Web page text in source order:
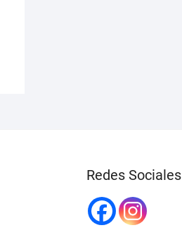
Redes Sociales